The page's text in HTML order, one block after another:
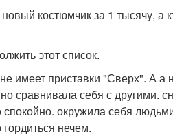
костюмчик за 1 тысячу, а
этот список.
имеет приставки "Сверх". А а
сравнивала себя с другими.
окружила себя
нечем.